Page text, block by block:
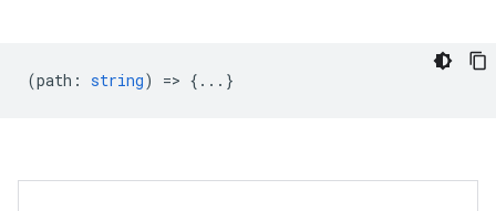
(path : string) => {...}